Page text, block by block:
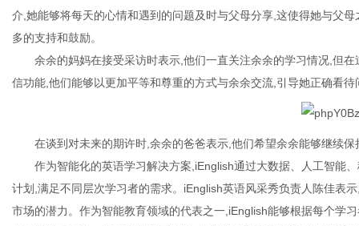
介,她能够将每天的心情和遇到的问题及时与父母分享,这使得她与父
多的支持和鼓励。
余余的妈妈在接受采访时表示,他们一直关注余余的学习情况,但
信功能,他们能够以更加平等和尊重的方式与余余交流,引导她正确看
在谈到对未来的期许时,余余的爸爸表示,他们希望余余能够继续
作为智能化的英语学习解决方案,iEnglish通过大数据、人工智能
计划,满足不同层次学习者的需求。iEnglish英语风采秀负责人陈佳表
市场的潜力。作为智能教育领域的代表之一,iEnglish能够根据每个学